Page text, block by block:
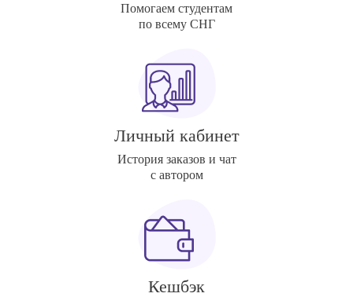
Помогаем студентам
по всему СНГ
Личный кабинет
История заказов и чат
с автором
Кешбэк